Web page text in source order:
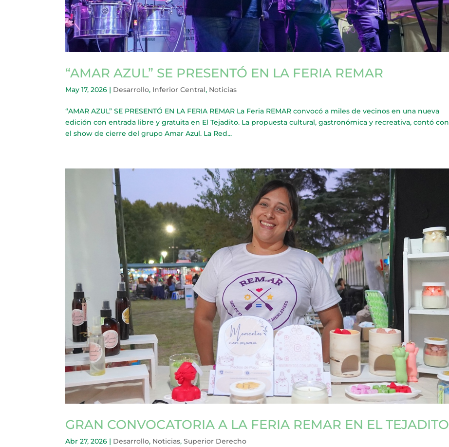
“AMAR AZUL” SE PRESENTÓ EN LA FERIA REMAR
May 17, 2026 | Desarrollo, Inferior Central, Noticias
“AMAR AZUL” SE PRESENTÓ EN LA FERIA REMAR La Feria REMAR convocó a miles de vecinos en una nueva
edición con entrada libre y gratuita en El Tejadito. La propuesta cultural, gastronómica y recreativa, contó con
el show de cierre del grupo Amar Azul. La Red...
GRAN CONVOCATORIA A LA FERIA REMAR EN EL TEJADITO
Abr 27, 2026 | Desarrollo, Noticias,Superior Derecho